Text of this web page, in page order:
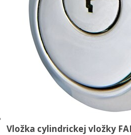
Vložka cylindrickej vložky